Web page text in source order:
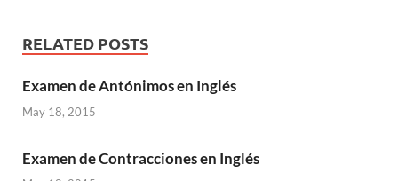
RELATED POSTS
Examen de Antónimos en Inglés
May 18, 2015
Examen de Contracciones en Inglés